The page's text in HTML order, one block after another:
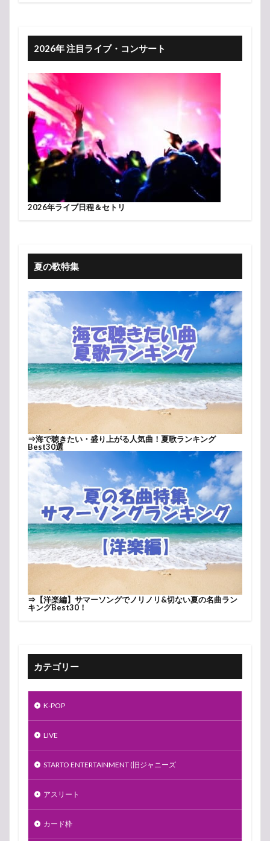
2026年 注目ライブ・コンサート
2026年ライブ日程＆セトリ
夏の歌特集
⇒海で聴きたい・盛り上がる人気曲！夏歌ランキング
Best30選
⇒ 【洋楽編】サマーソングでノリノリ&切ない夏の名曲ラン
キングBest30！
カテゴリー
K-POP
LIVE
STARTO ENTERTAINMENT (旧ジャニーズ
アスリート
カード枠